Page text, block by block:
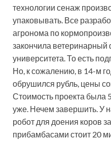
технологии сенаж
упаковывать. Все
агронома по
закончила ветеринарный
университета. То есть
Но, к сожалению, в 14-м
обрушился рубль, цены
Стоимость проекта была
уже. Нечем завершить. У
робот для доения коров
прибамбасами стоит 20